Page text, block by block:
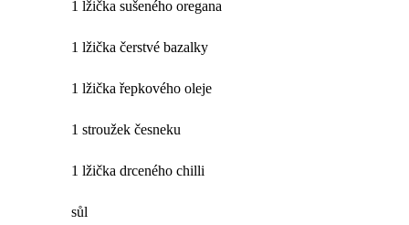
1 lžička sušeného oregana
1 lžička čerstvé bazalky
1 lžička řepkového oleje
1 stroužek česneku
1 lžička drceného chilli
sůl